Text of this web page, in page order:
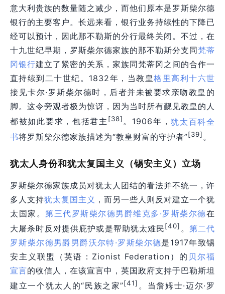
意大利贵族的数量随之减少，而他们原本是罗斯柴尔德
银行的主要客户。长远来看，银行业务持续性的下降已
经可以预计，因此那不勒斯的分行最终关闭。不过，在
十九世纪早期，罗斯柴尔德家族的那不勒斯分支同梵蒂
冈银行建立了紧密的关系，家族同梵蒂冈之间的合作一
直持续到二十世纪。1832年，当教皇格里高利十六世
接见卡尔·罗斯柴尔德时，后者并未被要求亲吻教皇的
脚。这令旁观者极为惊讶，因为当时所有觐见教皇的人
都被如此要求，包括君主 [38]。1906年，犹太百科全
书将罗斯柴尔德家族描述为“教皇财富的守护者”[39] 。
犹太人身份和犹太复国主义（锡安主义）立场
罗斯柴尔德家族成员对犹太人团结的看法并不统一，许
多人支持犹太复国主义 ，而另一些人则反对建立一个犹
太国家。第三代罗斯柴尔德男爵维克多·罗斯柴尔德在
大屠杀时反对提供庇护或是帮助犹太难民[40] 。 第二代
罗斯柴尔德男爵男爵沃尔特·罗斯柴尔德是1917年致锡
安主义联盟（英语：Zionist Federation）的 贝尔福
宣言的收信人，在该宣言中，英国政府支持于巴勒斯坦
建立一个犹太人的“民族之家”[41] 。当詹姆士·迈尔·罗